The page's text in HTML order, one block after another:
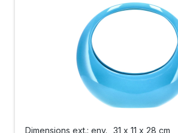
Dimensions ext.: env. 31 x 11 x 28 cm